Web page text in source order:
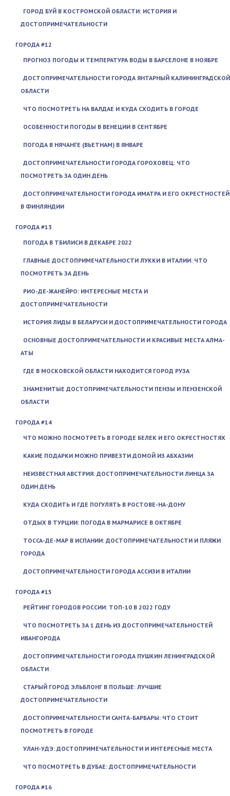
ГОРОД БУЙ В КОСТРОМСКОЙ ОБЛАСТИ: ИСТОРИЯ И
ДОСТОПРИМЕЧАТЕЛЬНОСТИ
ГОРОДА #12
ПРОГНОЗ ПОГОДЫ И ТЕМПЕРАТУРА ВОДЫ В БАРСЕЛОНЕ В НОЯБРЕ
ДОСТОПРИМЕЧАТЕЛЬНОСТИ ГОРОДА ЯНТАРНЫЙ КАЛИНИНГРАДСКОЙ
ОБЛАСТИ
ЧТО ПОСМОТРЕТЬ НА ВАЛДАЕ И КУДА СХОДИТЬ В ГОРОДЕ
ОСОБЕННОСТИ ПОГОДЫ В ВЕНЕЦИИ В СЕНТЯБРЕ
ПОГОДА В НЯЧАНГЕ (ВЬЕТНАМ) В ЯНВАРЕ
ДОСТОПРИМЕЧАТЕЛЬНОСТИ ГОРОДА ГОРОХОВЕЦ: ЧТО
ПОСМОТРЕТЬ ЗА ОДИН ДЕНЬ
ДОСТОПРИМЕЧАТЕЛЬНОСТИ ГОРОДА ИМАТРА И ЕГО ОКРЕСТНОСТЕЙ
В ФИНЛЯНДИИ
ГОРОДА #13
ПОГОДА В ТБИЛИСИ В ДЕКАБРЕ 2022
ГЛАВНЫЕ ДОСТОПРИМЕЧАТЕЛЬНОСТИ ЛУККИ В ИТАЛИИ: ЧТО
ПОСМОТРЕТЬ ЗА ДЕНЬ
РИО-ДЕ-ЖАНЕЙРО: ИНТЕРЕСНЫЕ МЕСТА И
ДОСТОПРИМЕЧАТЕЛЬНОСТИ
ИСТОРИЯ ЛИДЫ В БЕЛАРУСИ И ДОСТОПРИМЕЧАТЕЛЬНОСТИ ГОРОДА
ОСНОВНЫЕ ДОСТОПРИМЕЧАТЕЛЬНОСТИ И КРАСИВЫЕ МЕСТА АЛМА-
АТЫ
ГДЕ В МОСКОВСКОЙ ОБЛАСТИ НАХОДИТСЯ ГОРОД РУЗА
ЗНАМЕНИТЫЕ ДОСТОПРИМЕЧАТЕЛЬНОСТИ ПЕНЗЫ И ПЕНЗЕНСКОЙ
ОБЛАСТИ
ГОРОДА #14
ЧТО МОЖНО ПОСМОТРЕТЬ В ГОРОДЕ БЕЛЕК И ЕГО ОКРЕСТНОСТЯХ
КАКИЕ ПОДАРКИ МОЖНО ПРИВЕЗТИ ДОМОЙ ИЗ АБХАЗИИ
НЕИЗВЕСТНАЯ АВСТРИЯ: ДОСТОПРИМЕЧАТЕЛЬНОСТИ ЛИНЦА ЗА
ОДИН ДЕНЬ
КУДА СХОДИТЬ И ГДЕ ПОГУЛЯТЬ В РОСТОВЕ-НА-ДОНУ
ОТДЫХ В ТУРЦИИ: ПОГОДА В МАРМАРИСЕ В ОКТЯБРЕ
ТОССА-ДЕ-МАР В ИСПАНИИ: ДОСТОПРИМЕЧАТЕЛЬНОСТИ И ПЛЯЖИ
ГОРОДА
ДОСТОПРИМЕЧАТЕЛЬНОСТИ ГОРОДА АССИЗИ В ИТАЛИИ
ГОРОДА #15
РЕЙТИНГ ГОРОДОВ РОССИИ: ТОП-10 В 2022 ГОДУ
ЧТО ПОСМОТРЕТЬ ЗА 1 ДЕНЬ ИЗ ДОСТОПРИМЕЧАТЕЛЬНОСТЕЙ
ИВАНГОРОДА
ДОСТОПРИМЕЧАТЕЛЬНОСТИ ГОРОДА ПУШКИН ЛЕНИНГРАДСКОЙ
ОБЛАСТИ
СТАРЫЙ ГОРОД ЭЛЬБЛОНГ В ПОЛЬШЕ: ЛУЧШИЕ
ДОСТОПРИМЕЧАТЕЛЬНОСТИ
ДОСТОПРИМЕЧАТЕЛЬНОСТИ САНТА-БАРБАРЫ: ЧТО СТОИТ
ПОСМОТРЕТЬ В ГОРОДЕ
УЛАН-УДЭ: ДОСТОПРИМЕЧАТЕЛЬНОСТИ И ИНТЕРЕСНЫЕ МЕСТА
ЧТО ПОСМОТРЕТЬ В ДУБАЕ: ДОСТОПРИМЕЧАТЕЛЬНОСТИ
ГОРОДА #16